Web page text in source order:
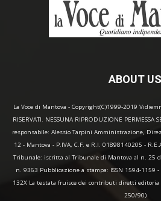
ABOUT US
La Voce di Mantova - Copyright(C)1999-2019
RISERVATI. NESSUNA RIPRODUZIONE
responsabile: Alessio Tarpini Amministrazione,
12 - Mantova - P.IVA, C.F. e R.I. 01898140205 -
Tribunale: iscritta al Tribunale di Mantova al n. 25
n. 9363 Pubblicazione a stampa: ISSN 1594-1159
132X La testata fruisce dei contributi diretti
250/90)